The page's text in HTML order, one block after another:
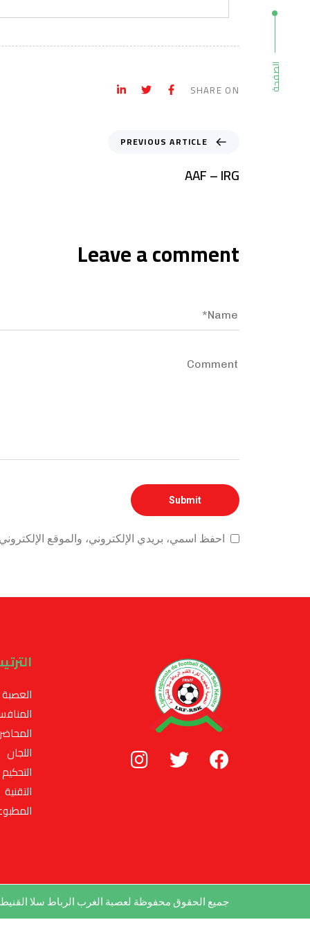
الصفحة SHARE ON
PREVIOUS ARTICLE
AAF – IRG
Leave a comment
احفظ اسمي، بريدي الإلكتروني، والموقع
العصبة
المحاضر
اللجان
التحكيم
التقنية
جميع الحقوق محفوظة لعصبة الغرب الرباط سلا